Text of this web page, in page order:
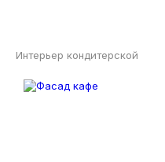
Интерьер кондитерской